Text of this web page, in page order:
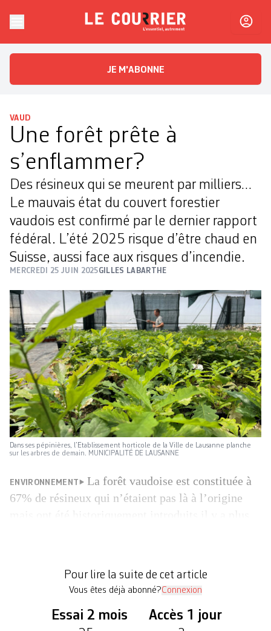
Le CourrierL'essentiel, autrement
JE M'ABONNE
VAUD
Une forêt prête à
s’enflammer?
Des résineux qui se meurent par milliers…
Le mauvais état du couvert forestier
vaudois est confirmé par le dernier rapport
fédéral. L’été 2025 risque d’être chaud en
Suisse, aussi face aux risques d’incendie.
MERCREDI 25 JUIN 2025GILLES LABARTHE
Dans ses pépinières, l’Etablissement horticole de la Ville de Lausanne planche
sur les arbres de demain. MUNICIPALITÉ DE LAUSANNE
ENVIRONNEMENT
La forêt vaudoise est constituée à
67% de résineux qui n’étaient pas là à l’origine
plusieurs fronts. D’une part, parce […]
Pour lire la suite de cet article
Vous êtes déjà abonné?Connexion
Essai 2 mois Accès 1 jour